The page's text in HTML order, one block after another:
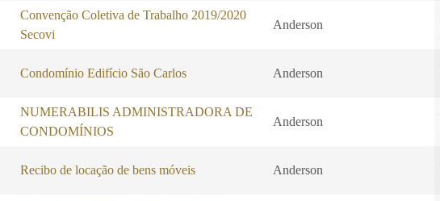
Convenção Coletiva de Trabalho 2019/2020
Secovi
Anderson
Condomínio Edifício São Carlos Anderson
NUMERABILIS ADMINISTRADORA DE
CONDOMÍNIOS
Anderson
Recibo de locação de bens móveis Anderson